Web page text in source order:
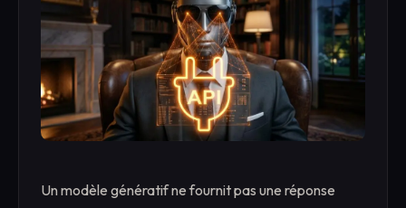
Un modèle génératif ne fournit pas une réponse